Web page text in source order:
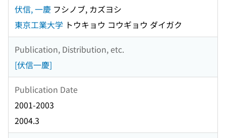
伏信, 一慶 フシノブ, カズヨシ
東京工業大学 トウキョウ コウギョウ ダイガク
Publication, Distribution, etc.
[伏信一慶]
Publication Date
2001-2003
2004.3